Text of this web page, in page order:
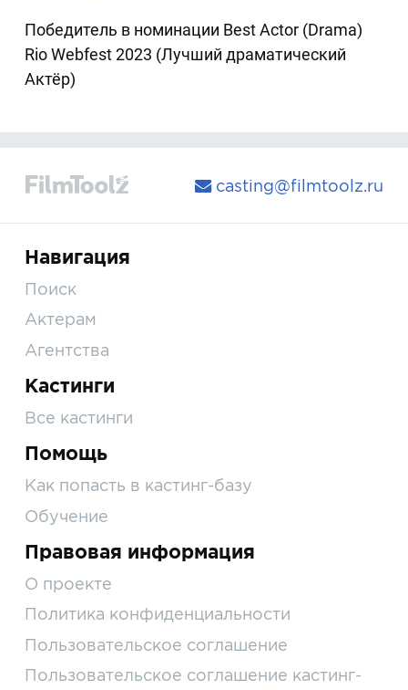
Победитель в номинации Best Actor (Drama)
Rio Webfest 2023 (Лучший драматический
Актёр)
casting@filmtoolz.ru
Навигация
Поиск
Актерам
Агентства
Кастинги
Все кастинги
Помощь
Как попасть в кастинг-базу
Обучение
Правовая информация
О проекте
Политика конфиденциальности
Пользовательское соглашение
Пользовательское соглашение кастинг-